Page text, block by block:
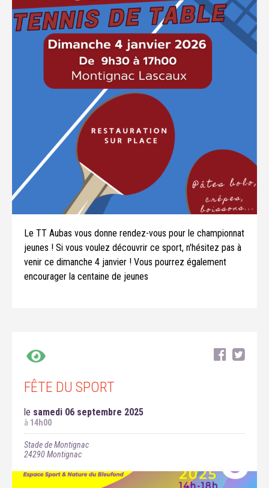
Le TT Aubas vous donne rendez-vous pour le championnat
jeunes ! Si vous voulez découvrir ce sport, n'hésitez pas à
venir ce dimanche 4 janvier ! Vous pourrez également
encourager la centaine de jeunes
FÊTE DU SPORT
le samedi 06 septembre 2025
à 14h00
Stade de Montignac
24290Montignac